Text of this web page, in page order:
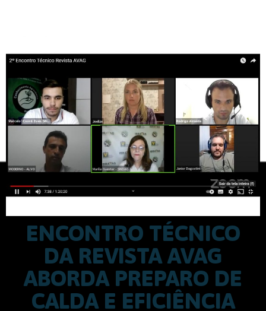
ENCONTRO TÉCNICO
DA REVISTA AVAG
ABORDA PREPARO DE
CALDA E EFICIÊNCIA